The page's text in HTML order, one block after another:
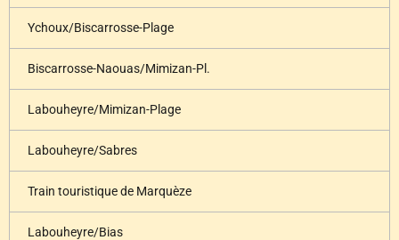
Ychoux/Biscarrosse-Plage
Biscarrosse-Naouas/Mimizan-Pl.
Labouheyre/Mimizan-Plage
Labouheyre/Sabres
Train touristique de Marquèze
Labouheyre/Bias